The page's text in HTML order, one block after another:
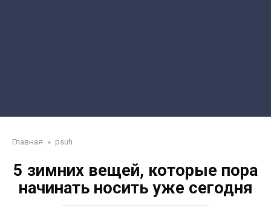
Главная » psuh
5 зимних вещей, которые пора
начинать носить уже сегодня